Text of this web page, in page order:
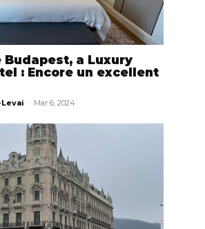
Budapest, a Luxury
: Encore un excellent
- Mar 6, 2024